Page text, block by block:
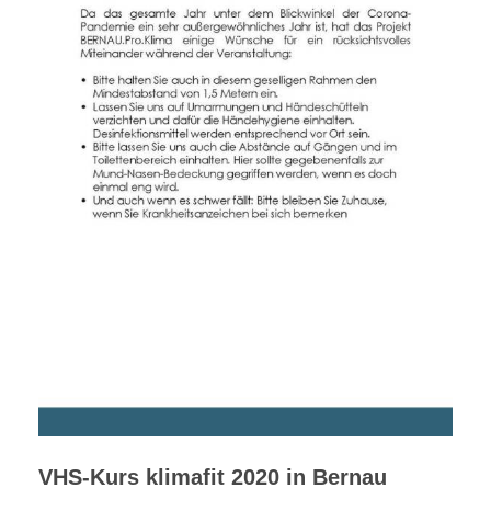
VHS-Kurs klimafit 2020 in Bernau